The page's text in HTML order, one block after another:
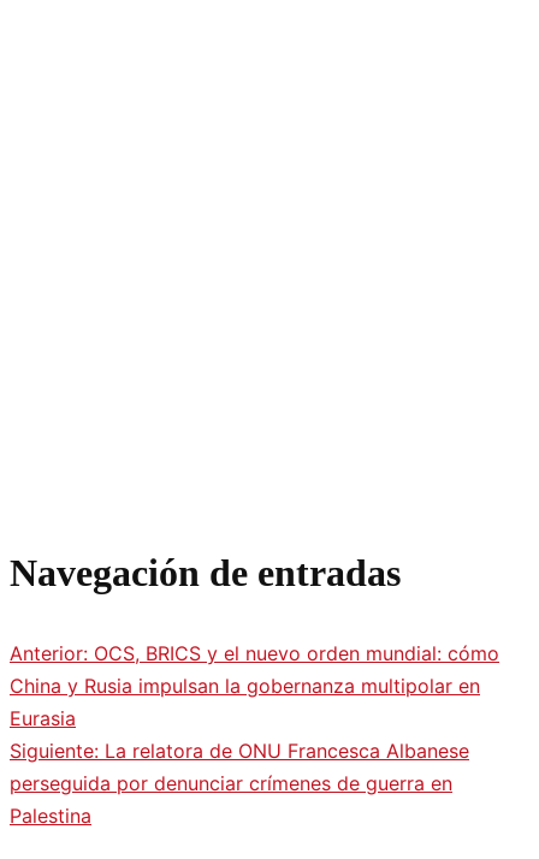
Navegación de entradas
Anterior: OCS, BRICS y el nuevo orden mundial: cómo
China y Rusia impulsan la gobernanza multipolar en
Eurasia
Siguiente: La relatora de ONU Francesca Albanese
perseguida por denunciar crímenes de guerra en
Palestina